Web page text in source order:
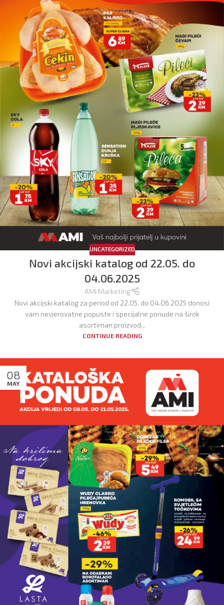
UNCATEGORIZED
Novi akcijski katalog od 22.05. do
04.06.2025
AMI Marketing
Novi akcijski katalog za period od 22.05. do 04.06.2025 donosi
vam nevjerovatne popuste i specijalne ponude na širok
asortiman proizvod...
CONTINUE READING
08
MAY